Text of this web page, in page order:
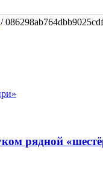
/
рядной